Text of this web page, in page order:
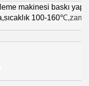
makinesi baskı
sıcaklık 100-160℃